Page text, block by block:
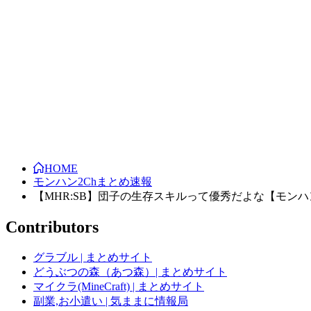
HOME
モンハン2Chまとめ速報
【MHR:SB】団子の生存スキルって優秀だよな【モン
Contributors
グラブル | まとめサイト
どうぶつの森（あつ森）| まとめサイト
マイクラ(MineCraft) | まとめサイト
副業,お小遣い | 気ままに情報局